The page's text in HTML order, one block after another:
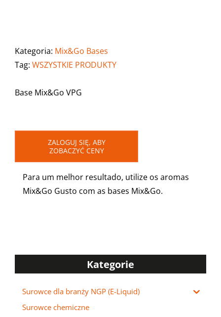
Kategoria: Mix&Go Bases
Tag: WSZYSTKIE PRODUKTY
Base Mix&Go VPG
ZALOGUJ SIĘ, ABY
ZOBACZYĆ CENY
Para um melhor resultado, utilize os aromas
Mix&Go Gusto com as bases Mix&Go.
Kategorie
Surowce dla branży NGP (E-Liquid)
Surowce chemiczne